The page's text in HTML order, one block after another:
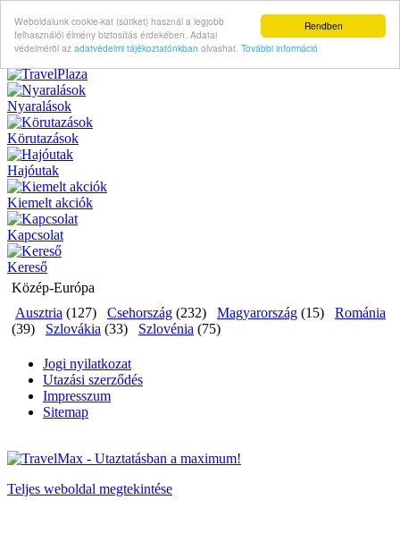
Rendben
Weboldalunk cookie-kat (sütiket) használ a legjobb
felhasználói élmény biztosítás érdekében. Adatai
védelméröl az adatvédelmi tájékoztatónkban olvashat. További információ
Nyaralások
Körutazások
Hajóutak
Kiemelt akciók
Kapcsolat
Kereső
Közép-Európa
Ausztria (127) Csehország (232) Magyarország (15)
Románia
(39)
Szlovákia (33) Szlovénia (75)
Jogi nyilatkozat
Utazási szerződés
Impresszum
Sitemap
Teljes weboldal megtekintése